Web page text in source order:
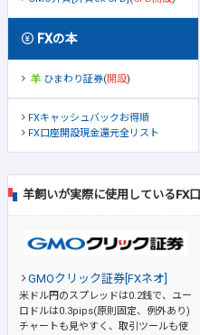
FXの本
ひまわり証券(開設)
FXキャッシュバックお得順
FX口座開設現金還元全リスト
羊飼いが実際に使用しているFX
GMOクリック証券[FXネオ]
米ドル円のスプレッドは0.2銭で、ユー
ロドルは0.3pips(原則固定、例外あり)
チャートも見やすく、取引ツールも使